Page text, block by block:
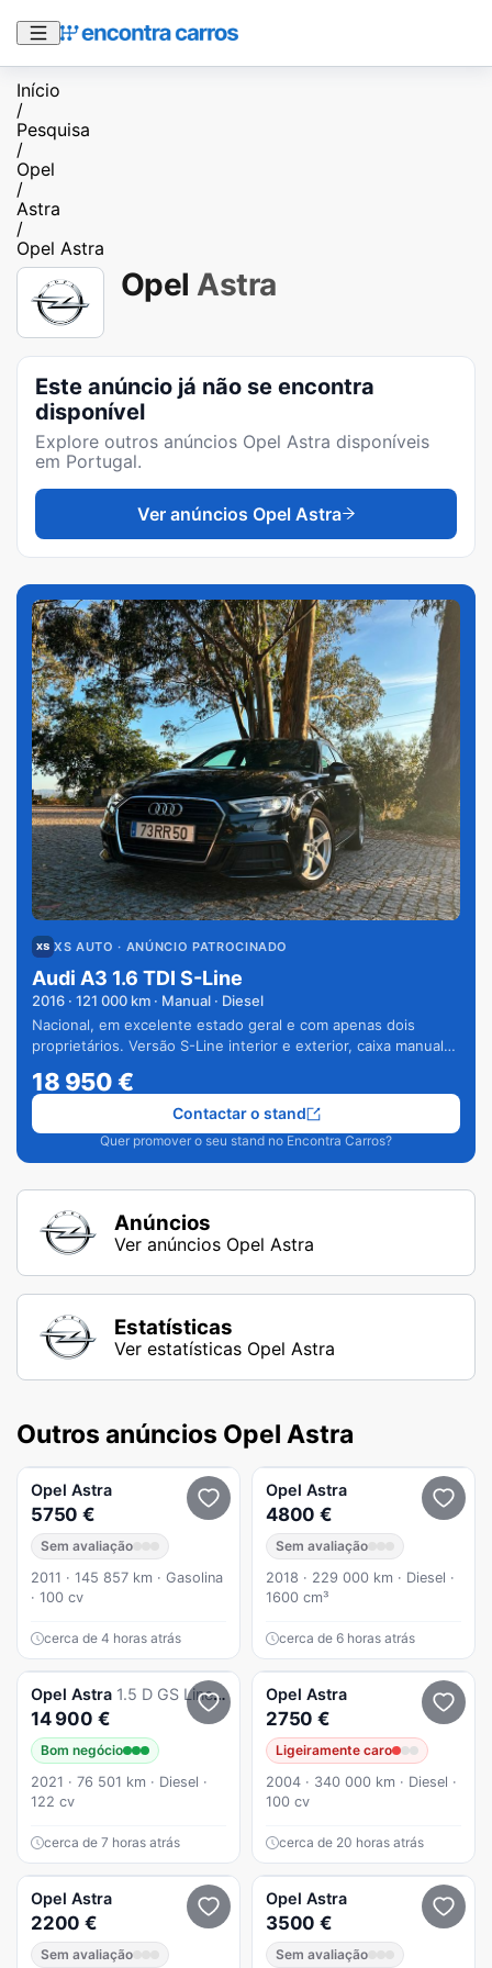
Início
/
Pesquisa
/
Opel
/
Astra
/
Opel Astra
Opel Astra
Este anúncio já não se encontra
disponível
Explore outros anúncios Opel Astra disponíveis
em Portugal.
Ver anúncios Opel Astra
XS AUTO · ANÚNCIO PATROCINADO
Audi A3 1.6 TDI S-Line
2016 · 121 000 km · Manual · Diesel
Nacional, em excelente estado geral e com apenas dois
proprietários. Versão S-Line interior e exterior, caixa manual
18 950€
Quer promover o seu stand no Encontra Carros?
Contactar o stand
Anúncios
Ver anúncios Opel Astra
Estatísticas
Ver estatísticas Opel Astra
Outros anúncios Opel Astra
Opel Astra
5750 €
Sem avaliação
2011 · 145 857 km · Gasolina
· 100 cv
cerca de 4 horas atrás
Opel Astra
4800 €
Sem avaliação
2018 · 229 000 km · Diesel ·
1600 cm³
cerca de 6 horas atrás
Opel Astra 1.5 D GS Line S/S
14 900 €
Bom negócio
2021 · 76 501 km · Diesel ·
122 cv
cerca de 7 horas atrás
Opel Astra
2750 €
Ligeiramente caro
2004 · 340 000 km · Diesel ·
100 cv
cerca de 20 horas atrás
Opel Astra
2200 €
Sem avaliação
Opel Astra
3500 €
Sem avaliação